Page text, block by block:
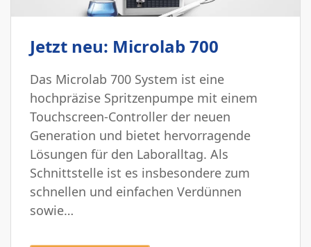
Jetzt neu: Microlab 700
Das Microlab 700 System ist eine
hochpräzise Spritzenpumpe mit einem
Touchscreen-Controller der neuen
Generation und bietet hervorragende
Lösungen für den Laboralltag. Als
Schnittstelle ist es insbesondere zum
schnellen und einfachen Verdünnen
sowie…